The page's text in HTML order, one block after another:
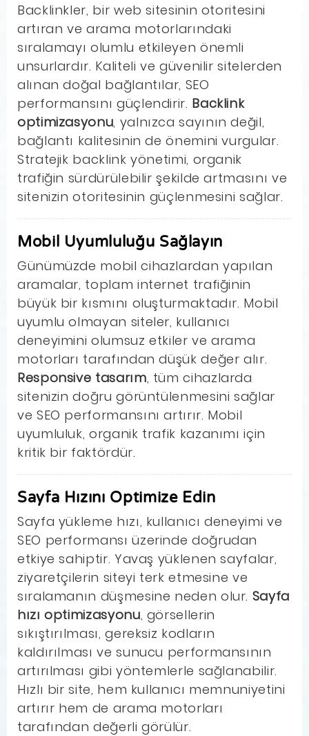
Backlinkler, bir web sitesinin otoritesini
artıran ve arama motorlarındaki
sıralamayı olumlu etkileyen önemli
unsurlardır. Kaliteli ve güvenilir sitelerden
alınan doğal bağlantılar, SEO
performansını güçlendirir. Backlink
optimizasyonu, yalnızca sayının değil,
bağlantı kalitesinin de önemini vurgular.
Stratejik backlink yönetimi, organik
trafiğin sürdürülebilir şekilde artmasını ve
sitenizin otoritesinin güçlenmesini sağlar.
Mobil Uyumluluğu Sağlayın
Günümüzde mobil cihazlardan yapılan
aramalar, toplam internet trafiğinin
büyük bir kısmını oluşturmaktadır. Mobil
uyumlu olmayan siteler, kullanıcı
deneyimini olumsuz etkiler ve arama
motorları tarafından düşük değer alır.
Responsive tasarım, tüm cihazlarda
sitenizin doğru görüntülenmesini sağlar
ve SEO performansını artırır. Mobil
uyumluluk, organik trafik kazanımı için
kritik bir faktördür.
Sayfa Hızını Optimize Edin
Sayfa yükleme hızı, kullanıcı deneyimi ve
SEO performansı üzerinde doğrudan
etkiye sahiptir. Yavaş yüklenen sayfalar,
ziyaretçilerin siteyi terk etmesine ve
sıralamanın düşmesine neden olur. Sayfa
hızı optimizasyonu, görsellerin
sıkıştırılması, gereksiz kodların
kaldırılması ve sunucu performansının
artırılması gibi yöntemlerle sağlanabilir.
Hızlı bir site, hem kullanıcı memnuniyetini
artırır hem de arama motorları
tarafından değerli görülür.